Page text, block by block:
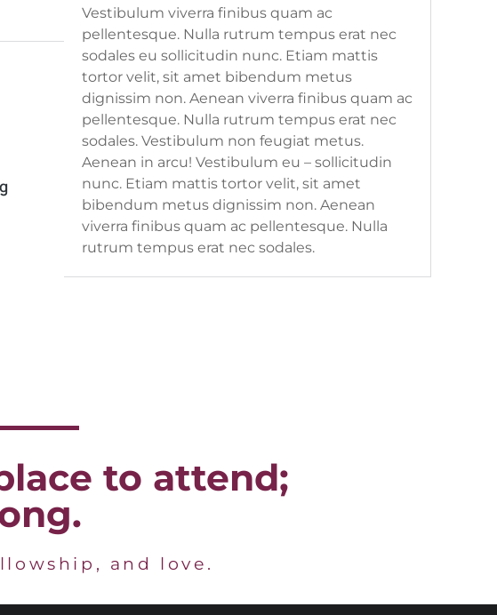
Vestibulum viverra finibus quam ac
pellentesque. Nulla rutrum tempus erat nec
sodales eu sollicitudin nunc. Etiam mattis
tortor velit, sit amet bibendum metus
dignissim non. Aenean viverra finibus quam ac
pellentesque. Nulla rutrum tempus erat nec
sodales. Vestibulum non feugiat metus.
Aenean in arcu! Vestibulum eu – sollicitudin
nunc. Etiam mattis tortor velit, sit amet
bibendum metus dignissim non. Aenean
viverra finibus quam ac pellentesque. Nulla
rutrum tempus erat nec sodales.
to attend;
and love.